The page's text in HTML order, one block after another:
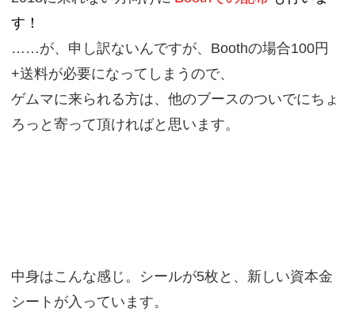
す！
……が、申し訳ないんですが、Boothの場合100円
+送料が必要になってしまうので、
ゲムマに来られる方は、他のブースのついでにちょ
ろっと寄って頂ければと思います。
中身はこんな感じ。シールが5枚と、新しい資本金
シートが入っています。